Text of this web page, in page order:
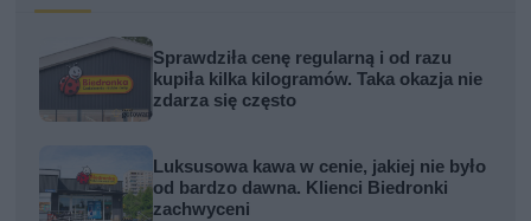
Sprawdziła cenę regularną i od razu
kupiła kilka kilogramów. Taka okazja nie
zdarza się często
Luksusowa kawa w cenie, jakiej nie było
od bardzo dawna. Klienci Biedronki
zachwyceni